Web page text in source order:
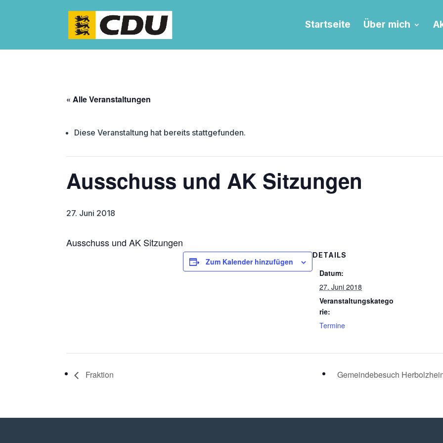
Startseite Über mich
« Alle Veranstaltungen
Diese Veranstaltung hat bereits stattgefunden.
Ausschuss und AK Sitzungen
27. Juni 2018
Ausschuss und AK Sitzungen
Zum Kalender hinzufügen
DETAILS
Datum:
27. Juni 2018
Veranstaltungskatego
rie:
Termine
Fraktion Gemeindebesuch